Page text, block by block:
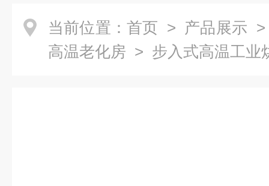
当前位置： 首页 > 产品展示
高温老化房 > 步入式高温工业